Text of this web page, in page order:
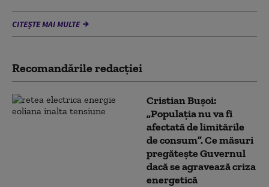
CITEȘTE MAI MULTE
Recomandările redacţiei
Cristian Bușoi:
„Populația nu va fi
afectată de limitările
de consum”. Ce măsuri
pregătește Guvernul
dacă se agravează criza
energetică